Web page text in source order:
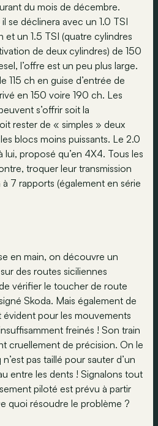
du mois de décembre.
se déclinera avec un 1.0 TSI
et un 1.5 TSI (quatre cylindres
de deux cylindres) de 150
l’offre est un peu plus large.
115 ch en guise d’entrée de
en 150 voire 190 ch. Les
s’offrir soit la
rester de « simples » deux
blocs moins puissants. Le 2.0
lui, proposé qu’en 4X4. Tous les
troquer leur transmission
7 rapports (également en série
en main, on découvre un
des routes siciliennes
vérifier le toucher de route
Skoda. Mais également de
pour les mouvements
freinés ! Son train
cruellement de précision. On le
pas taillé pour sauter d’un
entre les dents ! Signalons tout
piloté est prévu à partir
quoi résoudre le problème ?